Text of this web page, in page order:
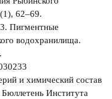
62–69.
Пигментные
водохранилища.
и химический состав
Института